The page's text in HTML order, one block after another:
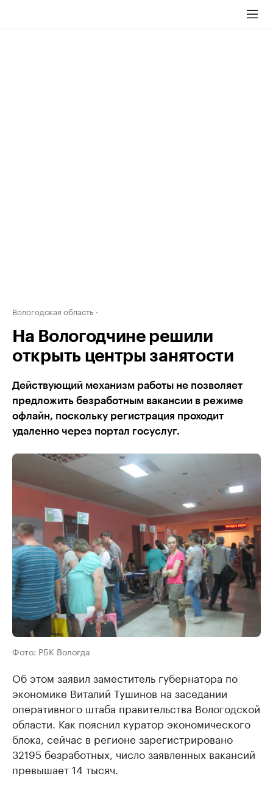
Вологодская область
На Вологодчине решили
открыть центры занятости
Действующий механизм работы не позволяет
предложить безработным вакансии в режиме
офлайн, поскольку регистрация проходит
удаленно через портал госуслуг.
Фото: РБК Вологда
Об этом заявил заместитель губернатора по
экономике Виталий Тушинов на заседании
оперативного штаба правительства Вологодской
области. Как пояснил куратор экономического
блока, сейчас в регионе зарегистрировано
32195 безработных, число заявленных вакансий
превышает 14 тысяч.